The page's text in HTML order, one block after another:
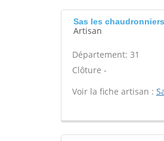
Sas les
Artisan
Département: 31
Clôture -
Voir la fiche artisan :